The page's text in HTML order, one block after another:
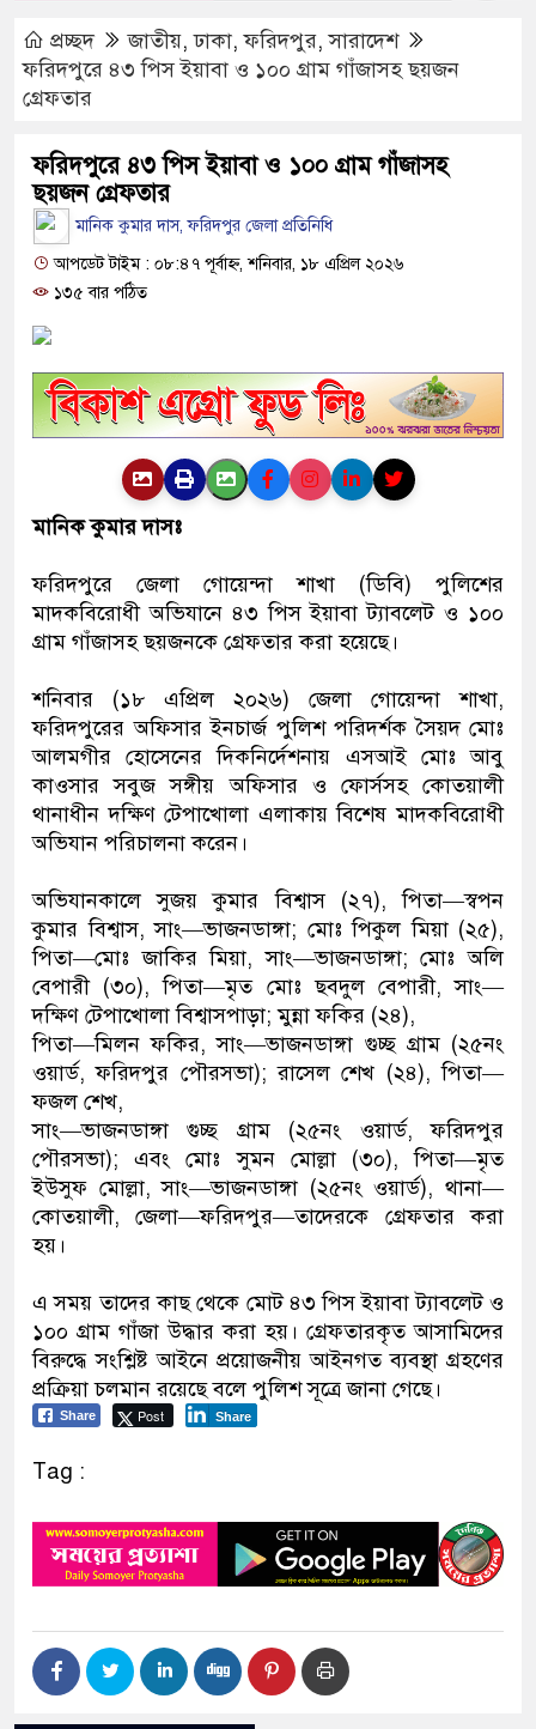
ফরিদপুরে ওজোপাডিকোর উদ্যোগে
যাচ্ছে
ফরিদপুরে ট্রিপল মার্ডারঃ ১০ ঘণ্টায়
Hotline- +880 9617 179084
প্রচ্ছদ
জাতীয়,ঢাকা,ফরিদপুর,সারাদেশ
ফরিদপুরে ৪৩ পিস ইয়াবা ও ১০০ গ্রাম গাঁজাসহ ছয়জন
গ্রেফতার
ফরিদপুরে ৪৩ পিস ইয়াবা ও ১০০ গ্রাম গাঁজাসহ
ছয়জন গ্রেফতার
মানিক কুমার দাস, ফরিদপুর জেলা প্রতিনিধি
আপডেট টাইম : ০৮:৪৭ পূর্বাহ্ন, শনিবার, ১৮ এপ্রিল ২০২৬
১৩৫ বার পঠিত
মানিক কুমার দাসঃ
ফরিদপুরে জেলা গোয়েন্দা শাখা (ডিবি) পুলিশের
মাদকবিরোধী অভিযানে ৪৩ পিস ইয়াবা ট্যাবলেট ও ১০০
গ্রাম গাঁজাসহ ছয়জনকে গ্রেফতার করা হয়েছে।
শনিবার (১৮ এপ্রিল ২০২৬) জেলা গোয়েন্দা শাখা,
ফরিদপুরের অফিসার ইনচার্জ পুলিশ পরিদর্শক সৈয়দ মোঃ
আলমগীর হোসেনের দিকনির্দেশনায় এসআই মোঃ আবু
কাওসার সবুজ সঙ্গীয় অফিসার ও ফোর্সসহ কোতয়ালী
থানাধীন দক্ষিণ টেপাখোলা এলাকায় বিশেষ মাদকবিরোধী
অভিযান পরিচালনা করেন।
অভিযানকালে সুজয় কুমার বিশ্বাস (২৭), পিতা—স্বপন
কুমার বিশ্বাস, সাং—ভাজনডাঙ্গা; মোঃ পিকুল মিয়া (২৫),
পিতা—মোঃ জাকির মিয়া, সাং—ভাজনডাঙ্গা; মোঃ অলি
বেপারী (৩০), পিতা—মৃত মোঃ ছবদুল বেপারী, সাং—
দক্ষিণ টেপাখোলা বিশ্বাসপাড়া; মুন্না ফকির (২৪),
পিতা—মিলন ফকির, সাং—ভাজনডাঙ্গা গুচ্ছ গ্রাম (২৫নং
ওয়ার্ড, ফরিদপুর পৌরসভা); রাসেল শেখ (২৪), পিতা—
ফজল শেখ,
সাং—ভাজনডাঙ্গা গুচ্ছ গ্রাম (২৫নং ওয়ার্ড, ফরিদপুর
পৌরসভা); এবং মোঃ সুমন মোল্লা (৩০), পিতা—মৃত
ইউসুফ মোল্লা, সাং—ভাজনডাঙ্গা (২৫নং ওয়ার্ড), থানা—
কোতয়ালী, জেলা—ফরিদপুর—তাদেরকে গ্রেফতার করা
হয়।
এ সময় তাদের কাছ থেকে মোট ৪৩ পিস ইয়াবা ট্যাবলেট ও
১০০ গ্রাম গাঁজা উদ্ধার করা হয়। গ্রেফতারকৃত আসামিদের
বিরুদ্ধে সংশ্লিষ্ট আইনে প্রয়োজনীয় আইনগত ব্যবস্থা গ্রহণের
প্রক্রিয়া চলমান রয়েছে বলে পুলিশ সূত্রে জানা গেছে।
Share Post Share
Tag :